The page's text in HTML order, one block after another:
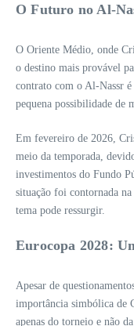
O Futuro no Al-
O Oriente Médio, onde
o destino mais provável
contrato com o Al-Nassr
pequena possibilidade de
Em fevereiro de 2026,
meio da temporada,
investimentos do Fundo
situação foi contornada
tema pode ressurgir.
Eurocopa 2028:
Apesar de
importância simbólica de
apenas do torneio e não